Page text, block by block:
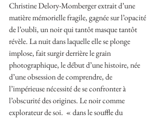
Christine Delory-Momberger extrait d’une
matière mémorielle fragile, gagnée sur l’opacité
de l’oubli, un noir qui tantôt masque tantôt
révèle. La nuit dans laquelle elle se plonge
implose, fait surgir derrière le grain
photographique, le début d’une histoire, née
d’une obsession de comprendre, de
l’impérieuse nécessité de se confronter à
l’obscurité des origines. Le noir comme
explorateur de soi.  « dans le souffle du